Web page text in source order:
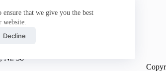
ensure that we give you the best
website.
Decline
Nr. 38